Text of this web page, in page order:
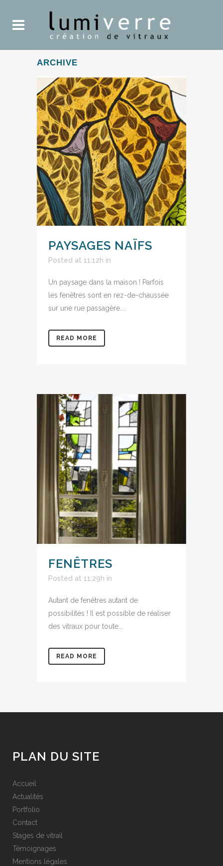
ARCHIVE
PAYSAGES NAÏFS
Posted at 11:12h in
Un paysage dans la maison ! Parfois
les fenêtres sont en rez-de-chaussée
sur une rue passagère....
READ MORE
FENÊTRES
Posted at 11:29h in
Autant de fenêtres autant de
possibilités ! Il est possible de réaliser
des vitraux pour toute...
READ MORE
PLAN DU SITE
Accueil
Actualités
Portfolio
Contact
Stages de vitrail
Témoignages
Mentions légales